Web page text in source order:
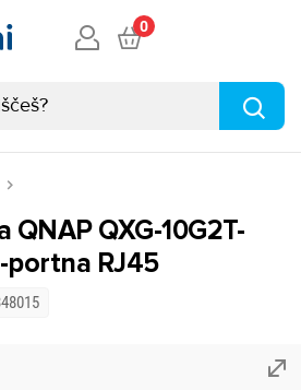
0
QXG-10G2T-
portna RJ45